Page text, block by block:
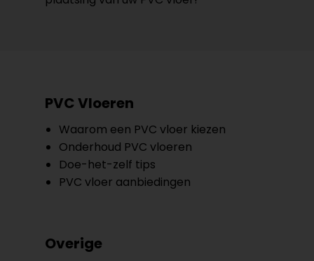
PVC Vloeren
Waarom een PVC vloer kiezen
Onderhoud PVC vloeren
Doe-het-zelf tips
PVC vloer aanbiedingen
Overige